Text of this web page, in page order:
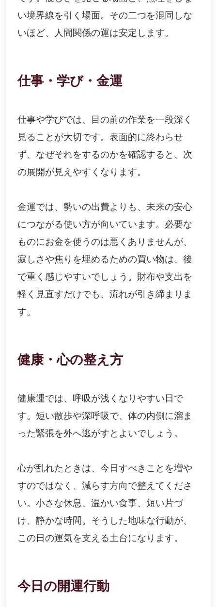
い境界線を引く場面。その二つを混同しな
いほど、人間関係の運は安定します。
仕事・学び・金運
仕事や学びでは、目の前の作業を一段深く
見ることが大切です。表面的に終わらせ
ず、なぜそれをするのかを確認すると、次
の展開が見えやすくなります。
金運では、勢いの出費よりも、未来の安心
につながる使い方が向いています。必要な
ものにお金を使うのは悪くありませんが、
寂しさや焦りを埋めるための買い物は、後
で重く感じやすいでしょう。財布や支出を
軽く見直すだけでも、流れが引き締まりま
す。
健康・心の整え方
健康運では、呼吸が浅くなりやすい日で
す。短い散歩や深呼吸で、体の内側に溜ま
った緊張を外へ逃がすとよいでしょう。
心が乱れたときは、今日すべきことを増や
すのではなく、減らす方向で整えてくださ
い。小さな休息、温かい食事、短い片づ
け、静かな時間。そうした地味な行動が、
この日の運気を支える土台になります。
今日の開運行動